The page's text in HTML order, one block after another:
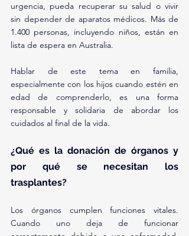
urgencia, pueda recuperar su salud o vivir
sin depender de aparatos médicos. Más de
1.400 personas, incluyendo niños, están en
lista de espera en Australia.
Hablar de este tema en familia,
especialmente con los hijos cuando estén en
edad de comprenderlo, es una forma
responsable y solidaria de abordar los
cuidados al final de la vida.
¿Qué es la donación de órganos y
por qué se necesitan los
trasplantes?
Los órganos cumplen funciones vitales.
Cuando uno deja de funcionar